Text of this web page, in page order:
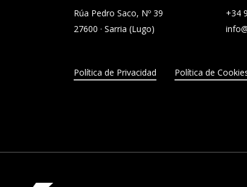
Rúa Pedro Saco, Nº 39
27600 · Sarria (Lugo)
+34
Política de Privacidad Política de